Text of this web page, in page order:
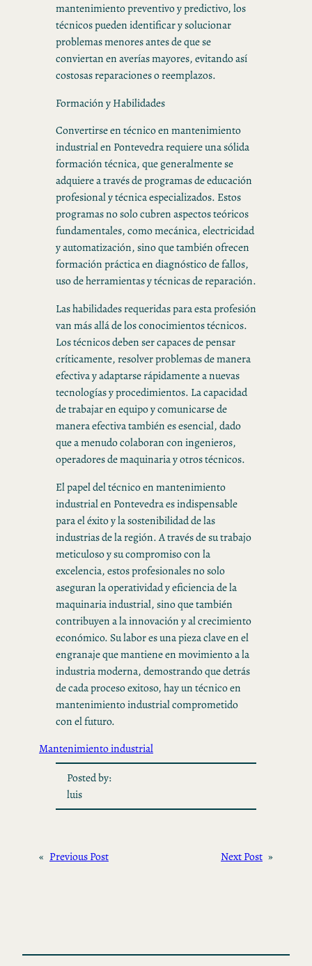
mantenimiento preventivo y predictivo, los
técnicos pueden identificar y solucionar
problemas menores antes de que se
conviertan en averías mayores, evitando así
costosas reparaciones o reemplazos.
Formación y Habilidades
Convertirse en técnico en mantenimiento
industrial en Pontevedra requiere una sólida
formación técnica, que generalmente se
adquiere a través de programas de educación
profesional y técnica especializados. Estos
programas no solo cubren aspectos teóricos
fundamentales, como mecánica, electricidad
y automatización, sino que también ofrecen
formación práctica en diagnóstico de fallos,
uso de herramientas y técnicas de reparación.
Las habilidades requeridas para esta profesión
van más allá de los conocimientos técnicos.
Los técnicos deben ser capaces de pensar
críticamente, resolver problemas de manera
efectiva y adaptarse rápidamente a nuevas
tecnologías y procedimientos. La capacidad
de trabajar en equipo y comunicarse de
manera efectiva también es esencial, dado
que a menudo colaboran con ingenieros,
operadores de maquinaria y otros técnicos.
El papel del técnico en mantenimiento
industrial en Pontevedra es indispensable
para el éxito y la sostenibilidad de las
industrias de la región. A través de su trabajo
meticuloso y su compromiso con la
excelencia, estos profesionales no solo
aseguran la operatividad y eficiencia de la
maquinaria industrial, sino que también
contribuyen a la innovación y al crecimiento
económico. Su labor es una pieza clave en el
engranaje que mantiene en movimiento a la
industria moderna, demostrando que detrás
de cada proceso exitoso, hay un técnico en
mantenimiento industrial comprometido
con el futuro.
Mantenimiento industrial
Posted by:
luis
« Previous Post Next Post »